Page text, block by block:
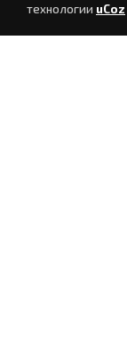
технологии uCoz